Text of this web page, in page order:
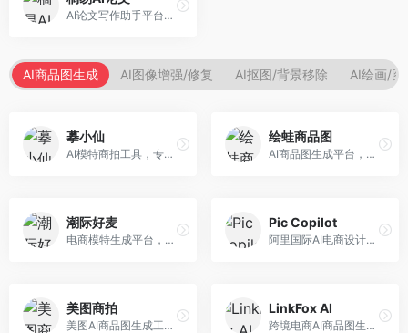
AI论文写作助手平台，提供智能化学术写作支持。面向高校学生，支持多种论文类型生成，提供参考文献管理和格式规范服务，操作流程简单。
AI商品图生成 AI图像增强/修复 AI抠图/背景移除 AI绘画/图
摹小仙
AI模特商拍工具，专注于服装电商。面向服装电商卖家，提供虚拟模特试穿、商品展示图生成等服务，模特形象多样，拍摄成本低。
绘蛙商品图
AI商品图生成平台，支持模特换装和场景生成。面向电商卖家，提供商品上身效果展示、场景化商品图生成等服务，电商营销效果显著。
潮际好麦
电商模特生成平台，支持AI虚拟模特创作。面向服装和配饰电商，提供模特试穿、商品展示、营销素材生成等服务，模特形象可定制。
Pic Copilot
阿里国际AI电商设计工具，专注于跨境电商。面向跨境电商卖家，提供商品图优化、营销海报生成、多语言适配等服务，海外市场适配性强。
美图商拍
美图AI商品图生成工具，整合美图生态。面向电商卖家，提供商品图美化、模特替换、场景生成等服务，移动端操作便捷。
LinkFox AI
跨境电商AI商品图生成工具。面向跨境电商卖家，支持多语言商品图生成、模特替换、场景优化等服务，适配海外电商平台需求。